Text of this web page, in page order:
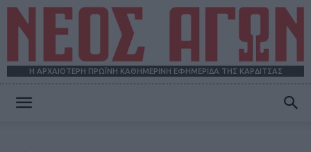
Η ΑΡΧΑΙΟΤΕΡΗ ΠΡΩΪΝΗ ΚΑΘΗΜΕΡΙΝΗ ΕΦΗΜΕΡΙΔΑ ΤΗΣ ΚΑΡΔΙΤΣΑΣ